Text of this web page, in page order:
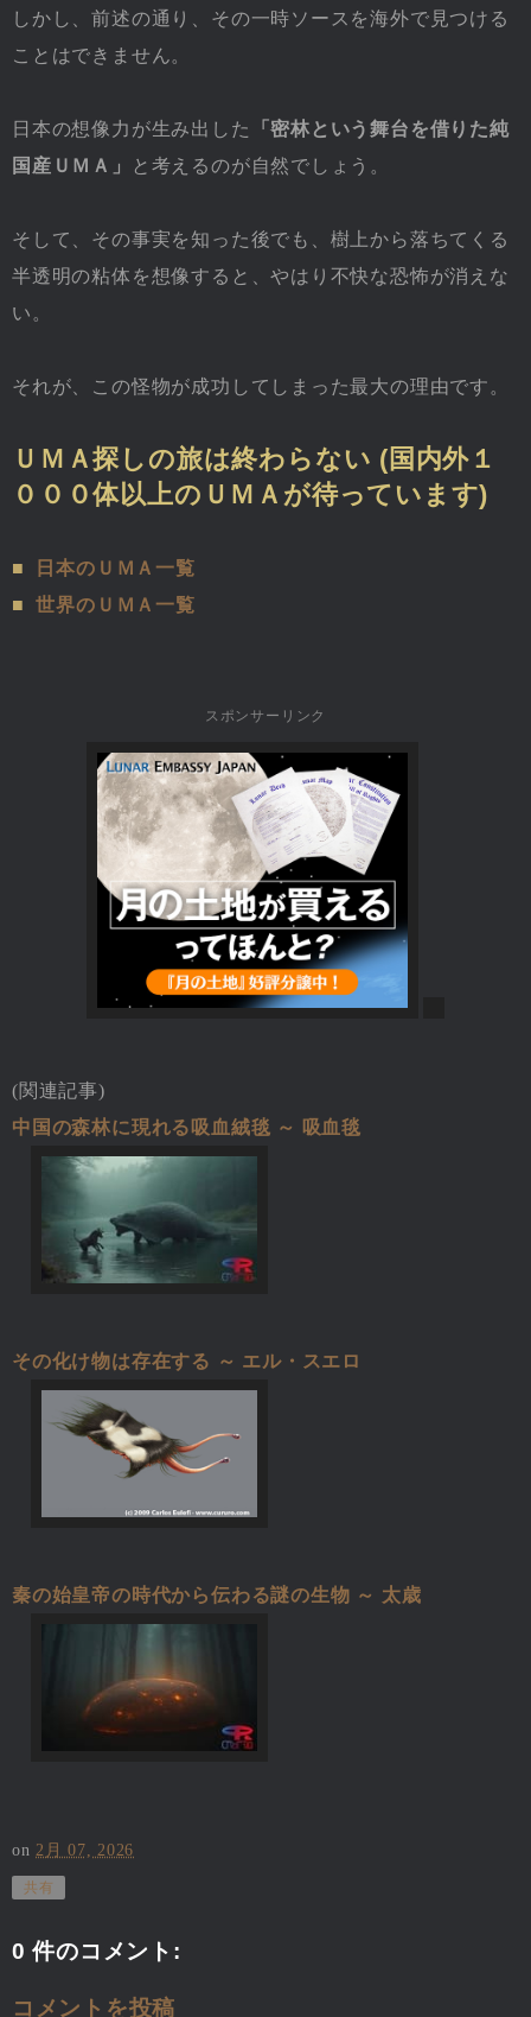
しかし、前述の通り、その一時ソースを海外で見つける
ことはできません。
日本の想像力が生み出した
「密林という舞台を借りた純
国産ＵＭＡ」
と考えるのが自然でしょう。
そして、その事実を知った後でも、樹上から落ちてくる
半透明の粘体を想像すると、やはり不快な恐怖が消えな
い。
それが、この怪物が成功してしまった最大の理由です。
ＵＭＡ探しの旅は終わらない (国内外１
０００体以上のＵＭＡが待っています)
■
日本のＵＭＡ一覧
■
世界のＵＭＡ一覧
スポンサーリンク
(関連記事)
中国の森林に現れる吸血絨毯 ～ 吸血毯
その化け物は存在する ～ エル・スエロ
秦の始皇帝の時代から伝わる謎の生物 ～ 太歳
on 2月 07, 2026
共有
0 件のコメント:
コメントを投稿